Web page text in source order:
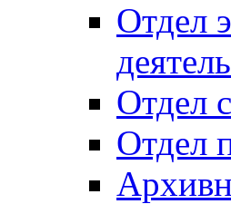
Отдел
Отдел
Отдел